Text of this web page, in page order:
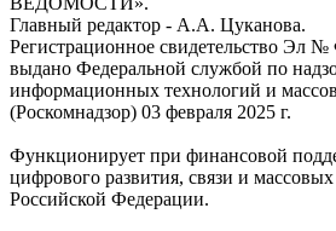
Главный редактор - А.А. Цуканова.
Регистрационное свидетельство Эл
выдано Федеральной службой по
информационных технологий и
(Роскомнадзор) 03 февраля 2025 г.
Функционирует при финансовой
цифрового развития, связи и
Российской Федерации.